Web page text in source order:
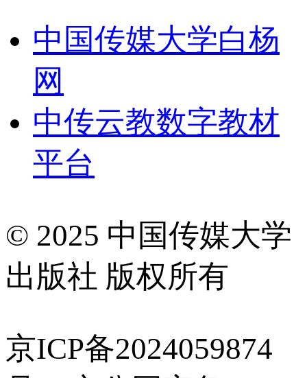
中国传媒大学白杨
网
中传云教数字教材
平台
© 2025 中国传媒大学
出版社 版权所有
京ICP备2024059874